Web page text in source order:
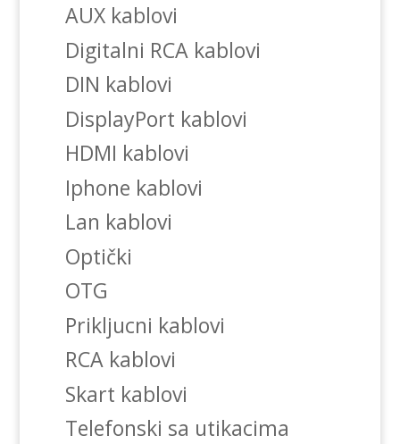
AUX kablovi
Digitalni RCA kablovi
DIN kablovi
DisplayPort kablovi
HDMI kablovi
Iphone kablovi
Lan kablovi
Optički
OTG
Prikljucni kablovi
RCA kablovi
Skart kablovi
Telefonski sa utikacima